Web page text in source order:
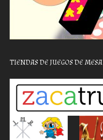
TIENDAS DE JUEGOS DE MESA